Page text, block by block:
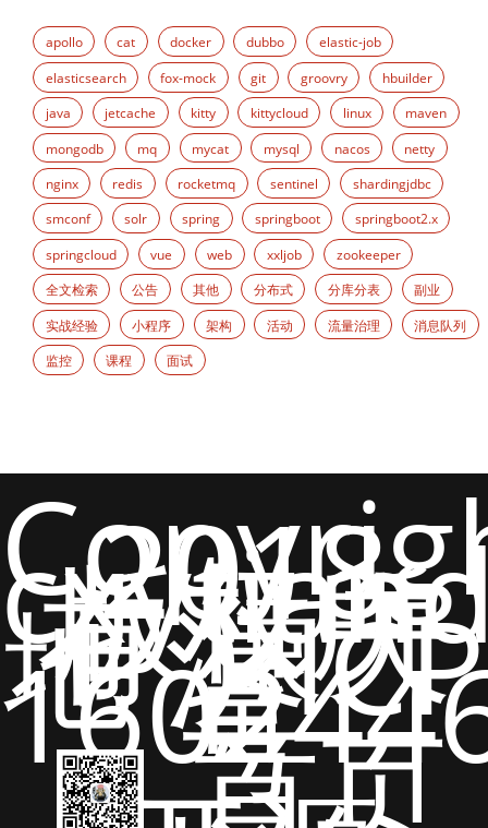
apollo cat docker dubbo elastic-job
elasticsearch fox-mock git groovry hbuilder
java jetcache kitty kittycloud linux maven
mongodb mq mycat mysql nacos netty
nginx redis rocketmq sentinel shardingjdbc
smconf solr spring springboot springboot2.x
springcloud vue web xxljob zookeeper
全文检索 公告 其他 分布式 分库分表 副业
实战经验 小程序 架构 活动 流量治理 消息队列
监控 课程 面试
2018
版权所
有 猿天
地 沪ICP
备
号
首页